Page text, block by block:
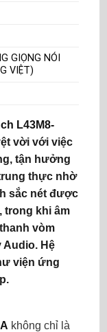
GIỌNG NÓI
VIỆT)
L43M8-
vời với việc
tận hưởng
thực nhờ
sắc nét được
trong khi âm
vòm
Hệ
viện ứng
không chỉ là